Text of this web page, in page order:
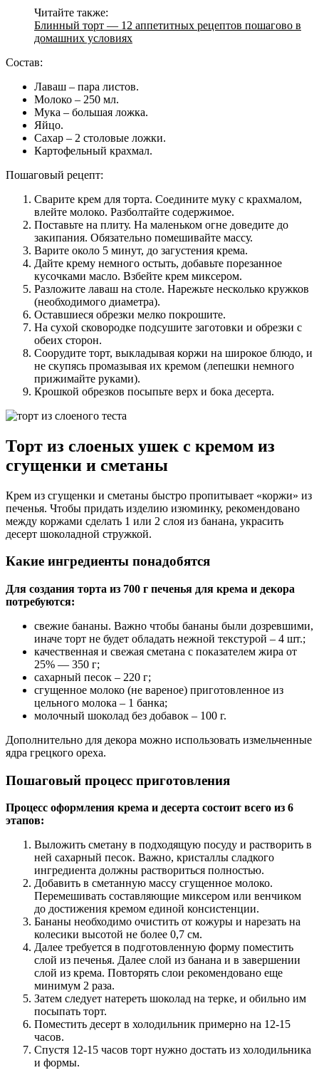
Читайте также:
Блинный торт — 12 аппетитных рецептов пошагово в
домашних условиях
Состав:
Лаваш – пара листов.
Молоко – 250 мл.
Мука – большая ложка.
Яйцо.
Сахар – 2 столовые ложки.
Картофельный крахмал.
Пошаговый рецепт:
Сварите крем для торта. Соедините муку с крахмалом,
влейте молоко. Разболтайте содержимое.
Поставьте на плиту. На маленьком огне доведите до
закипания. Обязательно помешивайте массу.
Варите около 5 минут, до загустения крема.
Дайте крему немного остыть, добавьте порезанное
кусочками масло. Взбейте крем миксером.
Разложите лаваш на столе. Нарежьте несколько кружков
(необходимого диаметра).
Оставшиеся обрезки мелко покрошите.
На сухой сковородке подсушите заготовки и обрезки с
обеих сторон.
Соорудите торт, выкладывая коржи на широкое блюдо, и
не скупясь промазывая их кремом (лепешки немного
прижимайте руками).
Крошкой обрезков посыпьте верх и бока десерта.
Торт из слоеных ушек с кремом из
сгущенки и сметаны
Крем из сгущенки и сметаны быстро пропитывает «коржи» из
печенья. Чтобы придать изделию изюминку, рекомендовано
между коржами сделать 1 или 2 слоя из банана, украсить
десерт шоколадной стружкой.
Какие ингредиенты понадобятся
Для создания торта из 700 г печенья для крема и декора
потребуются:
свежие бананы. Важно чтобы бананы были дозревшими,
иначе торт не будет обладать нежной текстурой – 4 шт.;
качественная и свежая сметана с показателем жира от
25% — 350 г;
сахарный песок – 220 г;
сгущенное молоко (не вареное) приготовленное из
цельного молока – 1 банка;
молочный шоколад без добавок – 100 г.
Дополнительно для декора можно использовать измельченные
ядра грецкого ореха.
Пошаговый процесс приготовления
Процесс оформления крема и десерта состоит всего из 6
этапов:
Выложить сметану в подходящую посуду и растворить в
ней сахарный песок. Важно, кристаллы сладкого
ингредиента должны раствориться полностью.
Добавить в сметанную массу сгущенное молоко.
Перемешивать составляющие миксером или венчиком
до достижения кремом единой консистенции.
Бананы необходимо очистить от кожуры и нарезать на
колесики высотой не более 0,7 см.
Далее требуется в подготовленную форму поместить
слой из печенья. Далее слой из банана и в завершении
слой из крема. Повторять слои рекомендовано еще
минимум 2 раза.
Затем следует натереть шоколад на терке, и обильно им
посыпать торт.
Поместить десерт в холодильник примерно на 12-15
часов.
Спустя 12-15 часов торт нужно достать из холодильника
и формы.